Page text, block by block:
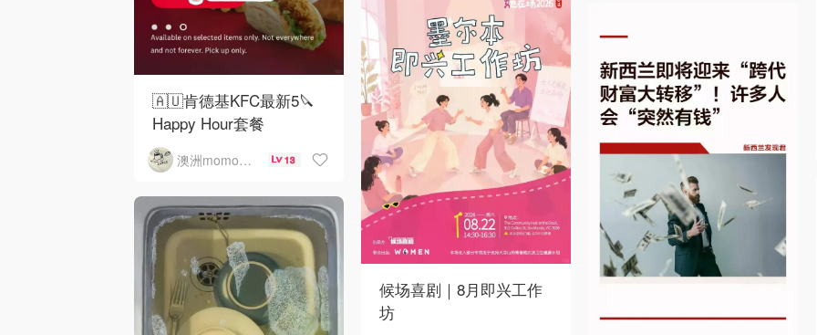
🇦🇺肯德基KFC最新5🔪
Happy Hour套餐
澳洲momo爱吃 13
候场喜剧｜8月即兴工作
坊